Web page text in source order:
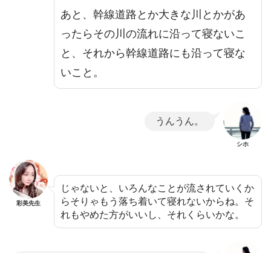
あと、幹線道路とか大きな川とかがあ
ったらその川の流れに沿って寝ないこ
と、それから幹線道路にも沿って寝な
いこと。
うんうん。
シホ
彩美先生
じゃないと、いろんなことが流されていくか
らそりゃもう落ち着いて寝れないからね。そ
れもやめた方がいいし、それくらいかな。